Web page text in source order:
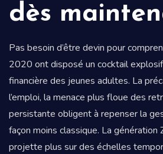
dès
Pas besoin d’être devin pour
2020 ont disposé un cocktail
financière des jeunes adultes. La
l’emploi, la menace plus floue des
persistante obligent à repenser la
façon moins classique. La génération
projette plus sur des échelles